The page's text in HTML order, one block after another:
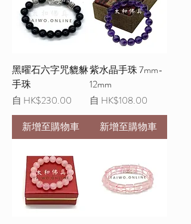
黑曜石六字咒貔貅
手珠
自 HK$230.00
促銷價格
新增至購物車
紫水晶手珠 7mm-
12mm
自 HK$108.00
促銷價格
新增至購物車